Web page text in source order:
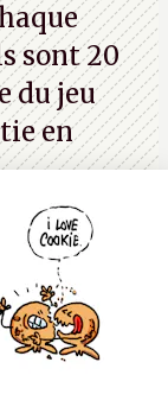
sont 20
du jeu
en
PC
numérique